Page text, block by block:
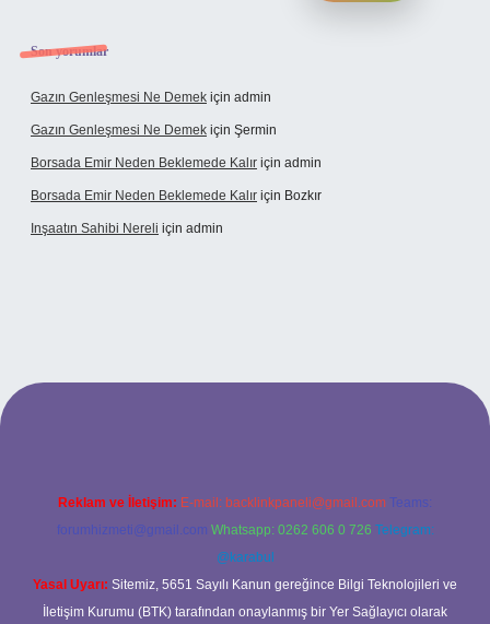
Son yorumlar
Gazın Genleşmesi Ne Demek için admin
Gazın Genleşmesi Ne Demek için Şermin
Borsada Emir Neden Beklemede Kalır için admin
Borsada Emir Neden Beklemede Kalır için Bozkır
Inşaatın Sahibi Nereli için admin
Reklam ve İletişim: E-mail: backlinkpaneli@gmail.com Teams:
forumhizmeti@gmail.com Whatsapp: 0262 606 0 726 Telegram:
@karabul
Yasal Uyarı: Sitemiz, 5651 Sayılı Kanun gereğince Bilgi Teknolojileri ve
İletişim Kurumu (BTK) tarafından onaylanmış bir Yer Sağlayıcı olarak